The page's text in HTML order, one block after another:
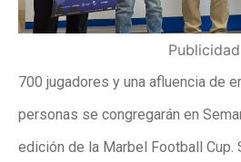
Publicidad
700 jugadores y una afluencia de
personas se congregarán en
edición de la Marbel Football Cup.